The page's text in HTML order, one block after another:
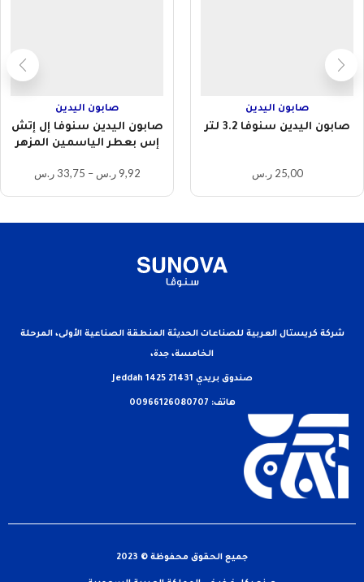
صابون اليدين
صابون اليدين سنوفا 3.2 لتر
25,00 ر.س
صابون اليدين
صابون اليدين سنوفا إل إتش
إس بعطر الياسمين المزهر
9,92 ر.س –
33,75 ر.س
شركة كريستال العربية للصناعات الحديثة المنطقة الصناعية الأولى، المرحلة
الخامسة، جدة،
صندوق بريدي 21431 Jeddah 1425
هاتف: 00966126080707
جميع الحقوق محفوظة © 2023